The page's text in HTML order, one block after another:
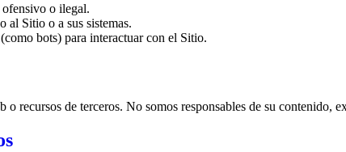
o ilegal.
al Sitio o a sus sistemas.
bots) para interactuar con el Sitio.
o recursos de terceros. No somos responsables de su contenido,